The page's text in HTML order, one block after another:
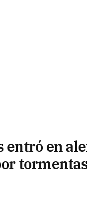
entró en
tormentas